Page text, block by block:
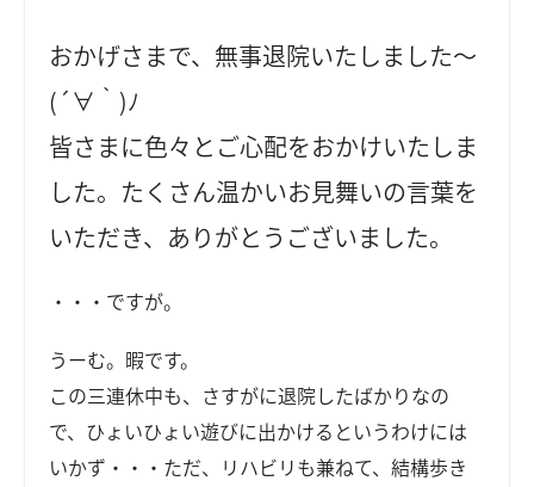
おかげさまで、無事退院いたしました～
(´∀｀)ﾉ
皆さまに色々とご心配をおかけいたしま
した。たくさん温かいお見舞いの言葉を
いただき、ありがとうございました。
・・・ですが。
うーむ。暇です。
この三連休中も、さすがに退院したばかりなの
で、ひょいひょい遊びに出かけるというわけには
いかず・・・ただ、リハビリも兼ねて、結構歩き